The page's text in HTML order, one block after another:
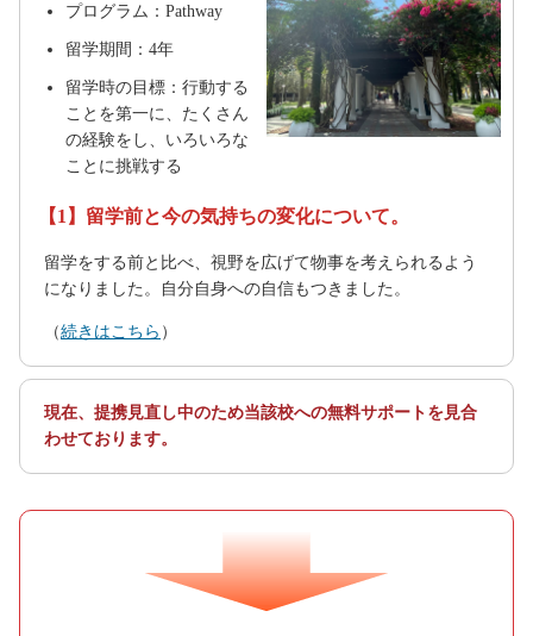
プログラム：Pathway
留学期間：4年
留学時の目標：行動する
ことを第一に、たくさん
の経験をし、いろいろな
ことに挑戦する
【1】留学前と今の気持ちの変化について。
留学をする前と比べ、視野を広げて物事を考えられるよう
になりました。自分自身への自信もつきました。
（続きはこちら ）
現在、提携見直し中のため当該校への無料サポートを見合
わせております。